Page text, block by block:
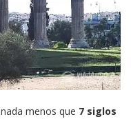
nada menos que 7 siglos